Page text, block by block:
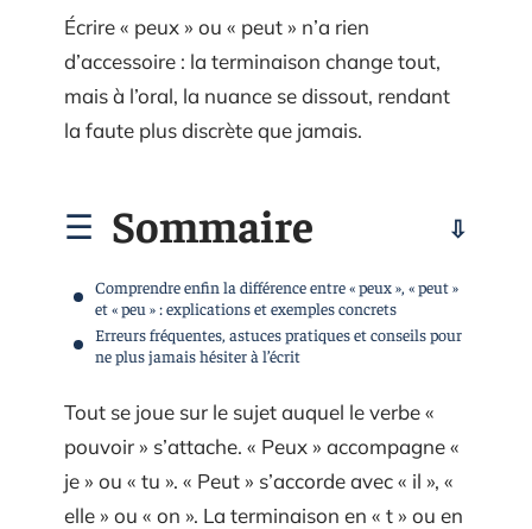
Écrire « peux » ou « peut » n’a rien
d’accessoire : la terminaison change tout,
mais à l’oral, la nuance se dissout, rendant
la faute plus discrète que jamais.
Sommaire
Comprendre enfin la différence entre « peux », « peut »
et « peu » : explications et exemples concrets
Erreurs fréquentes, astuces pratiques et conseils pour
ne plus jamais hésiter à l’écrit
Tout se joue sur le sujet auquel le verbe «
pouvoir » s’attache. « Peux » accompagne «
je » ou « tu ». « Peut » s’accorde avec « il », «
elle » ou « on ». La terminaison en « t » ou en